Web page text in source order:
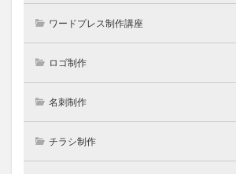
ワードプレス制作講座
ロゴ制作
名刺制作
チラシ制作